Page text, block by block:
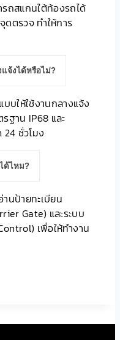
ถสแกนใต้ท้องรถได้
ตรวจ ทำให้การ
แจ้งได้หรือไม่?
บให้ใช้งานกลางแจ้ง
ฐาน IP68 และ
ชั่วโมง
ด้ไหม?
นป้ายทะเบียน
Gate) และระบบ
เพื่อให้ทำงาน